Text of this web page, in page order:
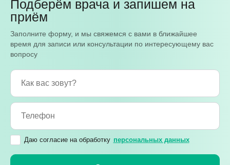
Подберём врача и запишем на
приём
Заполните форму, и мы свяжемся с вами в ближайшее
время для записи или консультации по интересующему вас
вопросу
Даю согласие на обработку персональных данных